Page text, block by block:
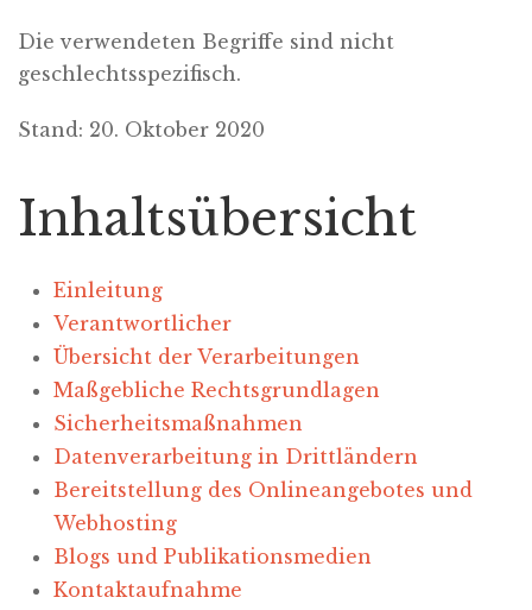
Die verwendeten Begriffe sind nicht
geschlechtsspezifisch.
Stand: 20. Oktober 2020
Inhaltsübersicht
Einleitung
Verantwortlicher
Übersicht der Verarbeitungen
Maßgebliche Rechtsgrundlagen
Sicherheitsmaßnahmen
Datenverarbeitung in Drittländern
Bereitstellung des Onlineangebotes und
Webhosting
Blogs und Publikationsmedien
Kontaktaufnahme